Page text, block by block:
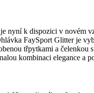
nyní k dispozici v novém
FaySport Glitter je
třpytkami a čelenkou
kombinaci elegance a